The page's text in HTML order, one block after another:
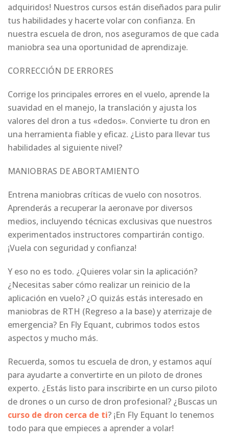
adquiridos! Nuestros cursos están diseñados para pulir
tus habilidades y hacerte volar con confianza. En
nuestra escuela de dron, nos aseguramos de que cada
maniobra sea una oportunidad de aprendizaje.
CORRECCIÓN DE ERRORES
Corrige los principales errores en el vuelo, aprende la
suavidad en el manejo, la translación y ajusta los
valores del dron a tus «dedos». Convierte tu dron en
una herramienta fiable y eficaz. ¿Listo para llevar tus
habilidades al siguiente nivel?
MANIOBRAS DE ABORTAMIENTO
Entrena maniobras críticas de vuelo con nosotros.
Aprenderás a recuperar la aeronave por diversos
medios, incluyendo técnicas exclusivas que nuestros
experimentados instructores compartirán contigo.
¡Vuela con seguridad y confianza!
Y eso no es todo. ¿Quieres volar sin la aplicación?
¿Necesitas saber cómo realizar un reinicio de la
aplicación en vuelo? ¿O quizás estás interesado en
maniobras de RTH (Regreso a la base) y aterrizaje de
emergencia? En Fly Equant, cubrimos todos estos
aspectos y mucho más.
Recuerda, somos tu escuela de dron, y estamos aquí
para ayudarte a convertirte en un piloto de drones
experto. ¿Estás listo para inscribirte en un curso piloto
de drones o un curso de dron profesional? ¿Buscas un
curso de dron cerca de ti? ¡En Fly Equant lo tenemos
todo para que empieces a aprender a volar!